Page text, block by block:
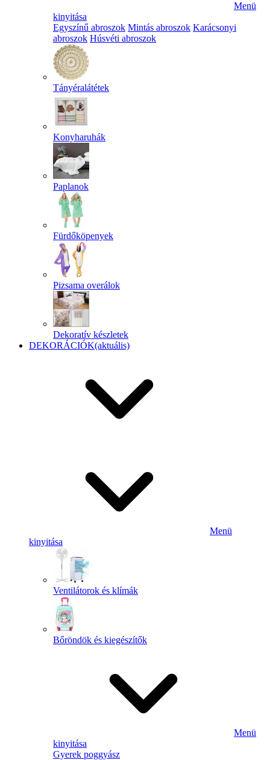
Menü
kinyitása
Egyszínű abroszok Mintás abroszok Karácsonyi
abroszok Húsvéti abroszok
Tányéralátétek
Konyharuhák
Paplanok
Fürdőköpenyek
Pizsama overálok
Dekoratív készletek
DEKORÁCIÓK(aktuális)
Menü
kinyitása
Ventilátorok és klímák
Bőröndök és kiegészítők
Menü
kinyitása
Gyerek poggyász